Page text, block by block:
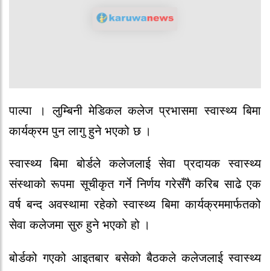
पाल्पा । लुम्बिनी मेडिकल कलेज प्रभासमा स्वास्थ्य बिमा
कार्यक्रम पुन लागु हुने भएको छ ।
स्वास्थ्य बिमा बोर्डले कलेजलाई सेवा प्रदायक स्वास्थ्य
संस्थाको रूपमा सूचीकृत गर्ने निर्णय गरेसँगै करिब साढे एक
वर्ष बन्द अवस्थामा रहेको स्वास्थ्य बिमा कार्यक्रममार्फतको
सेवा कलेजमा सुरु हुने भएको हो ।
बोर्डको गएको आइतबार बसेको बैठकले कलेजलाई स्वास्थ्य